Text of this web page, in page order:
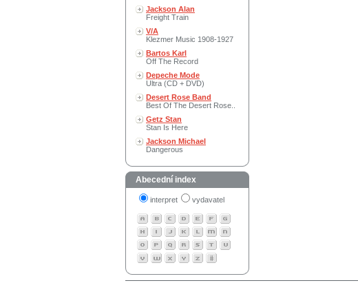
Jackson Alan
Freight Train
V/A
Klezmer Music 1908-1927
Bartos Karl
Off The Record
Depeche Mode
Ultra (CD + DVD)
Desert Rose Band
Best Of The Desert Rose..
Getz Stan
Stan Is Here
Jackson Michael
Dangerous
Abecední index
interpret vydavatel